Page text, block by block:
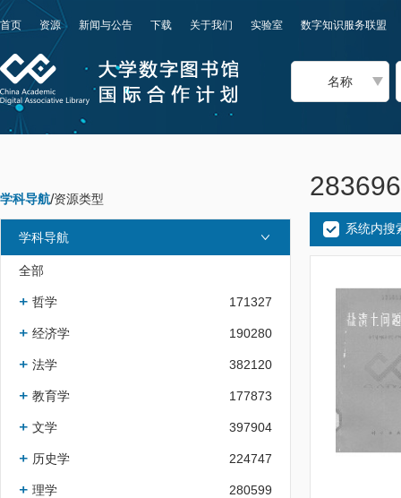
首页 资源 新闻与公告 下载 关于我们 实验室 数字知识服务联盟
名称
学科导航/资源类型
学科导航
全部
哲学 171327
经济学 190280
法学 382120
教育学 177873
文学 397904
历史学 224747
理学 280599
系统内搜